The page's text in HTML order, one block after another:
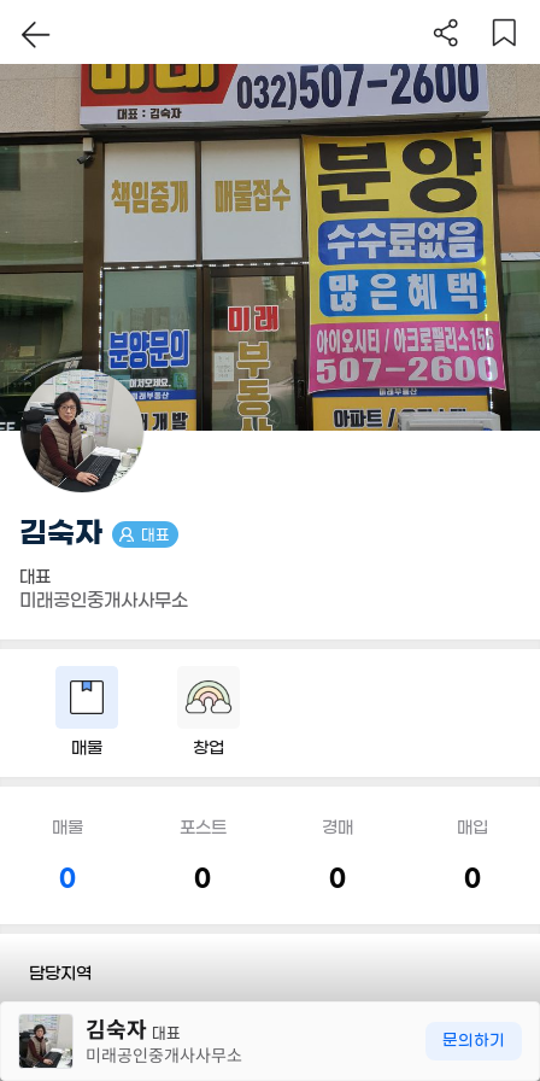
김숙자 대표
대표
미래공인중개사사무소
매물 창업
매물
0
포스트
0
경매
0
매입
0
담당지역
전화 김숙자 대표
미래공인중개사사무소
문의하기
이 지역 보기